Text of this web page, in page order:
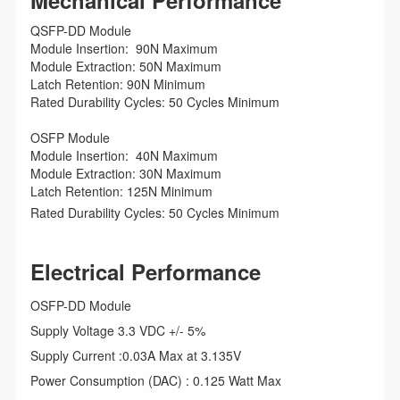
QSFP-DD Module
Module Insertion: 90N Maximum
Module Extraction: 50N Maximum
Latch Retention: 90N Minimum
Rated Durability Cycles: 50 Cycles Minimum
OSFP Module
Module Insertion: 40N Maximum
Module Extraction: 30N Maximum
Latch Retention: 125N Minimum
Rated Durability Cycles: 50 Cycles Minimum
Electrical Performance
OSFP-DD Module
Supply Voltage 3.3 VDC +/- 5%
Supply Current :0.03A Max at 3.135V
Power Consumption (DAC) : 0.125 Watt Max